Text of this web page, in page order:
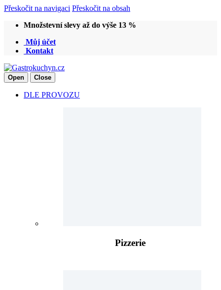
Přeskočit na navigaci Přeskočit na obsah
Množstevní slevy až do výše 13 %
Můj účet
Kontakt
Open Close
DLE PROVOZU
Pizzerie